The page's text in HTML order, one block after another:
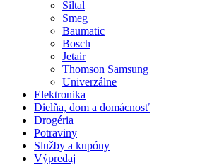
Siltal
Smeg
Baumatic
Bosch
Jetair
Thomson Samsung
Univerzálne
Elektronika
Dielňa, dom a domácnosť
Drogéria
Potraviny
Služby a kupóny
Výpredaj